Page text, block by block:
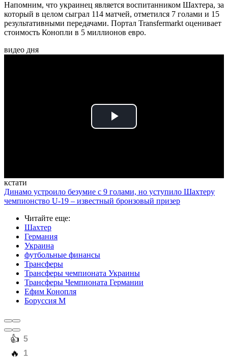
Напомним, что украинец является воспитанником Шахтера, за
который в целом сыграл 114 матчей, отметился 7 голами и 15
результативными передачами. Портал Transfermarkt оценивает
стоимость Конопли в 5 миллионов евро.
видео дня
Play
кстати
Динамо устроило безумие с 9 голами, но уступило Шахтеру
чемпионство U-19 – известный бронзовый призер
Читайте еще:
Шахтер
Германия
Украина
футбольные финансы
Трансферы
Трансферы чемпионата Украины
Трансферы Чемпионата Германии
Ефим Конопля
Боруссия М
️👍 5
️🔥 1